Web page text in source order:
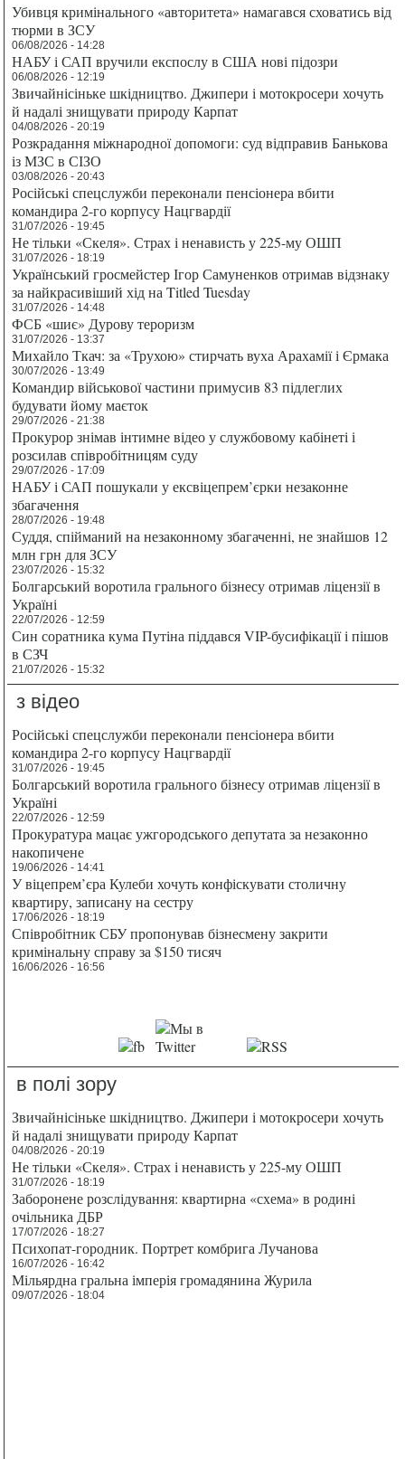
Убивця кримінального «авторитета» намагався сховатись від
тюрми в ЗСУ
06/08/2026 - 14:28
НАБУ і САП вручили експослу в США нові підозри
06/08/2026 - 12:19
Звичайнісіньке шкідництво. Джипери і мотокросери хочуть
й надалі знищувати природу Карпат
04/08/2026 - 20:19
Розкрадання міжнародної допомоги: суд відправив Банькова
із МЗС в СІЗО
03/08/2026 - 20:43
Російські спецслужби переконали пенсіонера вбити
командира 2-го корпусу Нацгвардії
31/07/2026 - 19:45
Не тільки «Скеля». Страх і ненависть у 225-му ОШП
31/07/2026 - 18:19
Український гросмейстер Ігор Самуненков отримав відзнаку
за найкрасивіший хід на Titled Tuesday
31/07/2026 - 14:48
ФСБ «шиє» Дурову тероризм
31/07/2026 - 13:37
Михайло Ткач: за «Трухою» стирчать вуха Арахамії і Єрмака
30/07/2026 - 13:49
Командир військової частини примусив 83 підлеглих
будувати йому маєток
29/07/2026 - 21:38
Прокурор знімав інтимне відео у службовому кабінеті і
розсилав співробітницям суду
29/07/2026 - 17:09
НАБУ і САП пошукали у ексвіцепрем’єрки незаконне
збагачення
28/07/2026 - 19:48
Суддя, спійманий на незаконному збагаченні, не знайшов 12
млн грн для ЗСУ
23/07/2026 - 15:32
Болгарський воротила грального бізнесу отримав ліцензії в
Україні
22/07/2026 - 12:59
Син соратника кума Путіна піддався VIP-бусифікації і пішов
в СЗЧ
21/07/2026 - 15:32
з відео
Російські спецслужби переконали пенсіонера вбити
командира 2-го корпусу Нацгвардії
31/07/2026 - 19:45
Болгарський воротила грального бізнесу отримав ліцензії в
Україні
22/07/2026 - 12:59
Прокуратура мацає ужгородського депутата за незаконно
накопичене
19/06/2026 - 14:41
У віцепрем’єра Кулеби хочуть конфіскувати столичну
квартиру, записану на сестру
17/06/2026 - 18:19
Співробітник СБУ пропонував бізнесмену закрити
кримінальну справу за $150 тисяч
16/06/2026 - 16:56
в полі зору
Звичайнісіньке шкідництво. Джипери і мотокросери хочуть
й надалі знищувати природу Карпат
04/08/2026 - 20:19
Не тільки «Скеля». Страх і ненависть у 225-му ОШП
31/07/2026 - 18:19
Заборонене розслідування: квартирна «схема» в родині
очільника ДБР
17/07/2026 - 18:27
Психопат-городник. Портрет комбрига Лучанова
16/07/2026 - 16:42
Мільярдна гральна імперія громадянина Журила
09/07/2026 - 18:04